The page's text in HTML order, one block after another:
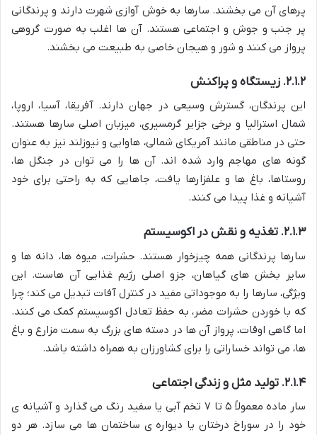
پرهای آن می بخشند. سارها به خوش آوازی شهرت دارند و پرندگانی
پر جنب و جوش و اجتماعی هستند. آن ها اغلب به صورت گروهی
پرواز می کنند و شور و هیجان خاصی به طبیعت می بخشند.
۲.۱.۲. زیستگاه و پراکنش
این پرندگان، گسترش وسیعی در جهان دارند. آفریقا، آسیا، اروپا،
شمال استرالیا و برخی جزایر گرمسیری، میزبان اصلی سارها هستند.
حتی در مناطقی مانند آمریکای شمالی، هاوایی و نیوزلند نیز به عنوان
گونه های مهاجم وارد شده اند. آن ها را می توان در جنگل ها،
روستاها، باغ ها و علفزارها یافت، جاهایی که به راحتی برای خود
آشیانه و غذا پیدا می کنند.
۲.۱.۳. تغذیه و نقش در اکوسیستم
سارها پرندگانی همه چیزخوار هستند. حشرات، میوه ها، دانه ها و
سایر بخش های گیاهان، جزو اصلی رژیم غذایی آن هاست. این
ویژگی، سارها را به موجوداتی مفید در کنترل آفات تبدیل می کند؛ چرا
که با خوردن حشرات مضر، به حفظ تعادل اکوسیستم کمک می کنند.
اما گاهی اوقات، پرواز آن ها در دسته های بزرگ به سمت مزارع و باغ
ها، می تواند خساراتی را برای کشاورزان به همراه داشته باشد.
۲.۱.۴. تولید مثل و زندگی اجتماعی
سار ماده معمولاً ۵ تا ۷ تخم آبی یا سفید رنگ می گذارد و آشیانه ی
خود را در سوراخ درختان یا دیواره ی ساختمان ها می سازد. هر دو